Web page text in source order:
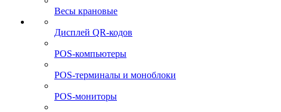
Весы крановые
Дисплей QR-кодов
POS-компьютеры
POS-терминалы и моноблоки
POS-мониторы